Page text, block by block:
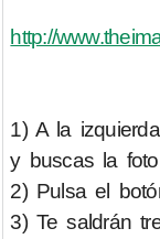
http://
1) A la
y buscas la
2) Pulsa el
3) Te saldrán